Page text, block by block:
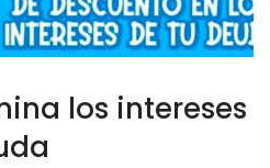
los intereses